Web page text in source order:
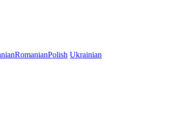
RomanianPolish Ukrainian